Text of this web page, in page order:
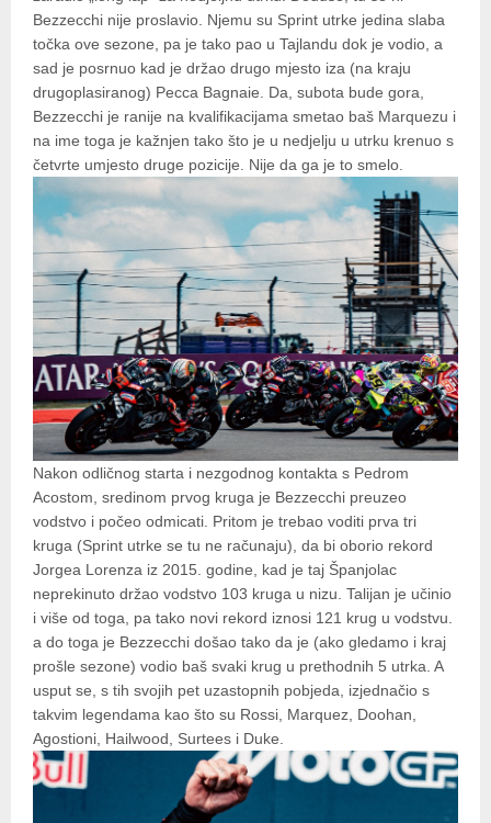
Bezzecchi nije proslavio. Njemu su Sprint utrke jedina slaba
točka ove sezone, pa je tako pao u Tajlandu dok je vodio, a
sad je posrnuo kad je držao drugo mjesto iza (na kraju
drugoplasiranog) Pecca Bagnaie. Da, subota bude gora,
Bezzecchi je ranije na kvalifikacijama smetao baš Marquezu i
na ime toga je kažnjen tako što je u nedjelju u utrku krenuo s
četvrte umjesto druge pozicije. Nije da ga je to smelo.
Nakon odličnog starta i nezgodnog kontakta s Pedrom
Acostom, sredinom prvog kruga je Bezzecchi preuzeo
vodstvo i počeo odmicati. Pritom je trebao voditi prva tri
kruga (Sprint utrke se tu ne računaju), da bi oborio rekord
Jorgea Lorenza iz 2015. godine, kad je taj Španjolac
neprekinuto držao vodstvo 103 kruga u nizu. Talijan je učinio
i više od toga, pa tako novi rekord iznosi 121 krug u vodstvu.
a do toga je Bezzecchi došao tako da je (ako gledamo i kraj
prošle sezone) vodio baš svaki krug u prethodnih 5 utrka. A
usput se, s tih svojih pet uzastopnih pobjeda, izjednačio s
takvim legendama kao što su Rossi, Marquez, Doohan,
Agostioni, Hailwood, Surtees i Duke.